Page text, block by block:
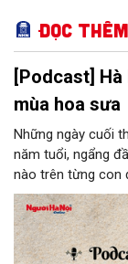
Đọc
[Podcast]
mùa hoa sưa
Những ngày cuối
năm tuổi, ngẩng
nào trên từng con
nhận ra cái màu
phố, sẽ thấy
thấy thành phố đi
thơ. Đâu đó lời ca